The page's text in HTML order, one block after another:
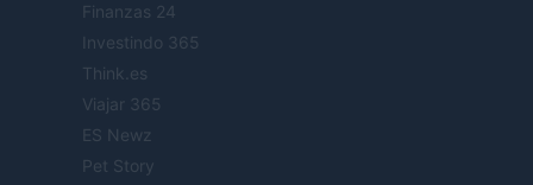
Finanzas 24
Investindo 365
Think.es
Viajar 365
ES Newz
Pet Story